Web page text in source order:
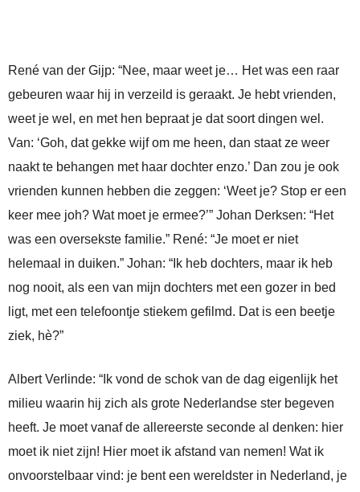
René van der Gijp: “Nee, maar weet je… Het was een raar
gebeuren waar hij in verzeild is geraakt. Je hebt vrienden,
weet je wel, en met hen bepraat je dat soort dingen wel.
Van: ‘Goh, dat gekke wijf om me heen, dan staat ze weer
naakt te behangen met haar dochter enzo.’ Dan zou je ook
vrienden kunnen hebben die zeggen: ‘Weet je? Stop er een
keer mee joh? Wat moet je ermee?’” Johan Derksen: “Het
was een oversekste familie.” René: “Je moet er niet
helemaal in duiken.” Johan: “Ik heb dochters, maar ik heb
nog nooit, als een van mijn dochters met een gozer in bed
ligt, met een telefoontje stiekem gefilmd. Dat is een beetje
ziek, hè?”
Albert Verlinde: “Ik vond de schok van de dag eigenlijk het
milieu waarin hij zich als grote Nederlandse ster begeven
heeft. Je moet vanaf de allereerste seconde al denken: hier
moet ik niet zijn! Hier moet ik afstand van nemen! Wat ik
onvoorstelbaar vind: je bent een wereldster in Nederland, je